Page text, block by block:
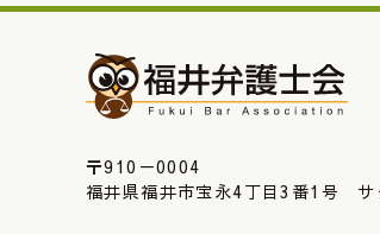
〒910－0004
福井県福井市宝永4丁目3番1号 サ